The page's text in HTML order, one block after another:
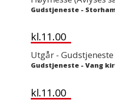
Gudstjeneste -
kl.11.00
Utgår - Gudstjeneste
Gudstjeneste - Vang
kl.11.00